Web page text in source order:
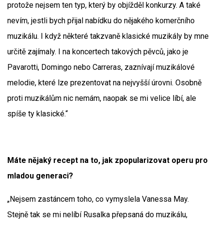
protože nejsem ten typ, který by objížděl konkurzy. A také
nevím, jestli bych přijal nabídku do nějakého komerčního
muzikálu. I když některé takzvaně klasické muzikály by mne
určitě zajímaly. I na koncertech takových pěvců, jako je
Pavarotti, Domingo nebo Carreras, zaznívají muzikálové
melodie, které lze prezentovat na nejvyšší úrovni. Osobně
proti muzikálům nic nemám, naopak se mi velice líbí, ale
spíše ty klasické.“
Máte nějaký recept na to, jak zpopularizovat operu pro
mladou generaci?
„Nejsem zastáncem toho, co vymyslela Vanessa May.
Stejně tak se mi nelíbí Rusalka přepsaná do muzikálu,